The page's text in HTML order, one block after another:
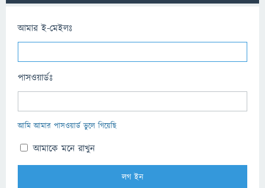
আমার ই-মেইলঃ
পাসওয়ার্ডঃ
আমি আমার পাসওয়ার্ড ভুলে গিয়েছি
আমাকে মনে রাখুন